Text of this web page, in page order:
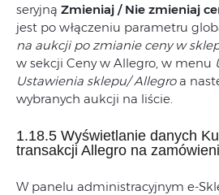
seryjną Zmieniaj / Nie zmieniaj
jest po włączeniu parametru
na aukcji po zmianie ceny w
w sekcji Ceny w Allegro, w menu
Ustawienia sklepu/ Allegroa
wybranych aukcji na liście.
1.18.5 Wyświetlanie danych
transakcji Allegro na
W panelu administracyjnym e-